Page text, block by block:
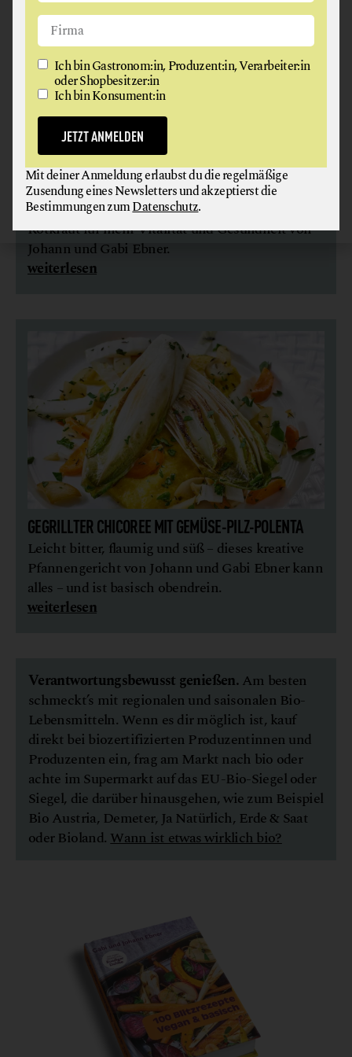
ROTKRAUT-KASTANIEN-CREMESUPPE MIT
APFELCROÛTONS
Ein festliches Rezept mit dem Krebskiller
Rotkraut für mehr Vitalität und Gesundheit von
Johann und Gabi Ebner.
weiterlesen
GEGRILLTER CHICOREE MIT GEMÜSE-PILZ-POLENTA
Leicht bitter, flaumig und süß – dieses kreative
Pfannengericht von Johann und Gabi Ebner kann
alles – und ist basisch obendrein.
weiterlesen
Verantwortungsbewusst genießen.Am besten
schmeckt’s mit regionalen und saisonalen Bio-
Lebensmitteln. Wenn es dir möglich ist, kauf
direkt bei biozertifizierten Produzentinnen und
Produzenten ein, frag am Markt nach bio oder
achte im Supermarkt auf das EU-Bio-Siegel oder
Siegel, die darüber hinausgehen, wie zum Beispiel
Bio Austria, Demeter, Ja Natürlich, Erde & Saat
oder Bioland.Wann ist etwas wirklich bio?
Ich bin Gastronom:in, Produzent:in, Verarbeiter:in
oder Shopbesitzer:in
Ich bin Konsument:in
JETZT ANMELDEN
Mit deiner Anmeldung erlaubst du die regelmäßige
Zusendung eines Newsletters und akzeptierst die
Bestimmungen zumDatenschutz.